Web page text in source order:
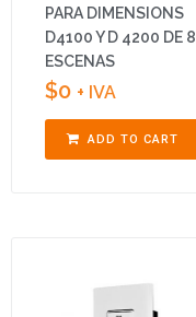
PARA DIMENSIONS
D4100 Y D 4200 DE 8
ESCENAS
$0 + IVA
ADD TO CART